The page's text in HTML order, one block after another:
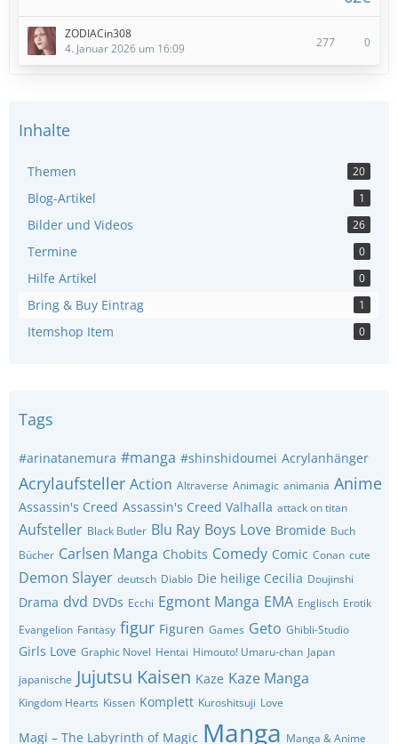
ZODIACin308
4. Januar 2026 um 16:09
277 0
Inhalte
Themen 20
Blog-Artikel 1
Bilder und Videos 26
Termine 0
Hilfe Artikel 0
Bring & Buy Eintrag 1
Itemshop Item 0
Tags
#arinatanemura #manga #shinshidoumei Acrylanhänger
Acrylaufsteller Action Altraverse Animagic animania Anime
Assassin's Creed Assassin's Creed Valhalla attack on titan
Aufsteller Black Butler Blu Ray Boys Love Bromide Buch
Bücher Carlsen Manga Chobits Comedy Comic Conan cute
Demon Slayer deutsch Diablo Die heilige Cecilia Doujinshi
Drama dvd DVDs Ecchi Egmont Manga EMA Englisch Erotik
Evangelion Fantasy figur Figuren Games Geto Ghibli-Studio
Girls Love Graphic Novel Hentai Himouto! Umaru-chan Japan
japanische Jujutsu Kaisen Kaze Kaze Manga
Kingdom Hearts Kissen Komplett Kuroshitsuji Love
Magi – The Labyrinth of Magic Manga Manga & Anime